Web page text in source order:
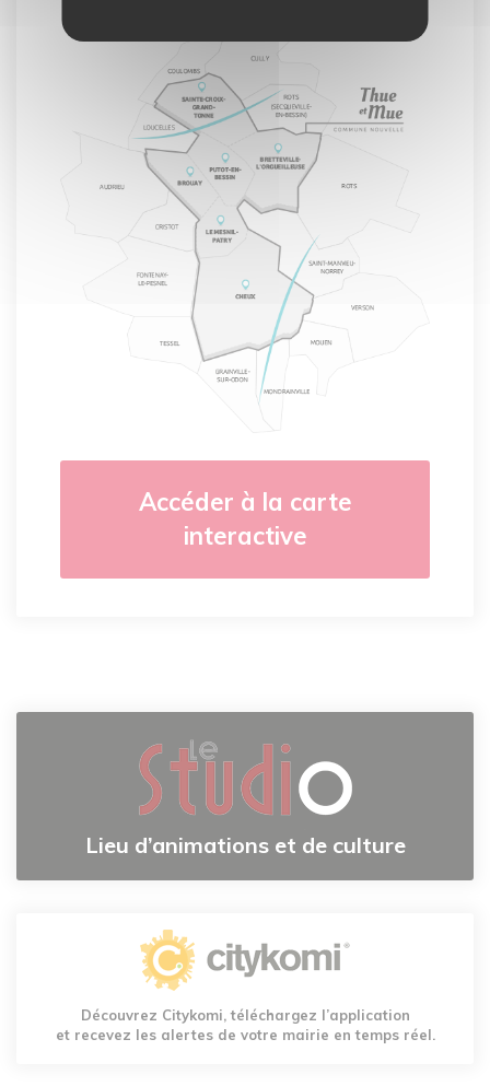
Accéder à la carte
interactive
Lieu d’animations et de culture
Découvrez Citykomi, téléchargez l’application
et recevez les alertes de votre mairie en temps réel.